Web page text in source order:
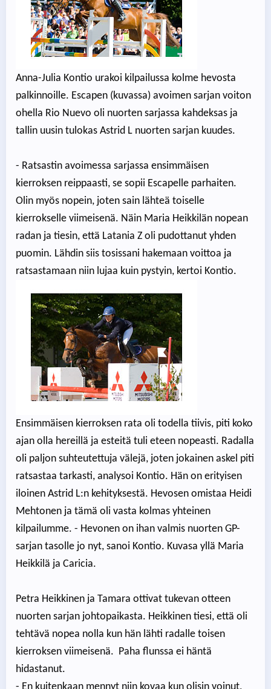
Anna-Julia Kontio urakoi kilpailussa kolme hevosta
palkinnoille. Escapen (kuvassa) avoimen sarjan voiton
ohella Rio Nuevo oli nuorten sarjassa kahdeksas ja
tallin uusin tulokas Astrid L nuorten sarjan kuudes.
- Ratsastin avoimessa sarjassa ensimmäisen
kierroksen reippaasti, se sopii Escapelle parhaiten.
Olin myös nopein, joten sain lähteä toiselle
kierrokselle viimeisenä. Näin Maria Heikkilän nopean
radan ja tiesin, että Latania Z oli pudottanut yhden
puomin. Lähdin siis tosissani hakemaan voittoa ja
ratsastamaan niin lujaa kuin pystyin, kertoi Kontio.
Ensimmäisen kierroksen rata oli todella tiivis, piti koko
ajan olla hereillä ja esteitä tuli eteen nopeasti. Radalla
oli paljon suhteutettuja välejä, joten jokainen askel piti
ratsastaa tarkasti, analysoi Kontio. Hän on erityisen
iloinen Astrid L:n kehityksestä. Hevosen omistaa Heidi
Mehtonen ja tämä oli vasta kolmas yhteinen
kilpailumme. - Hevonen on ihan valmis nuorten GP-
sarjan tasolle jo nyt, sanoi Kontio. Kuvasa yllä Maria
Heikkilä ja Caricia.
Petra Heikkinen ja Tamara ottivat tukevan otteen
nuorten sarjan johtopaikasta. Heikkinen tiesi, että oli
tehtävä nopea nolla kun hän lähti radalle toisen
kierroksen viimeisenä. Paha flunssa ei häntä
hidastanut.